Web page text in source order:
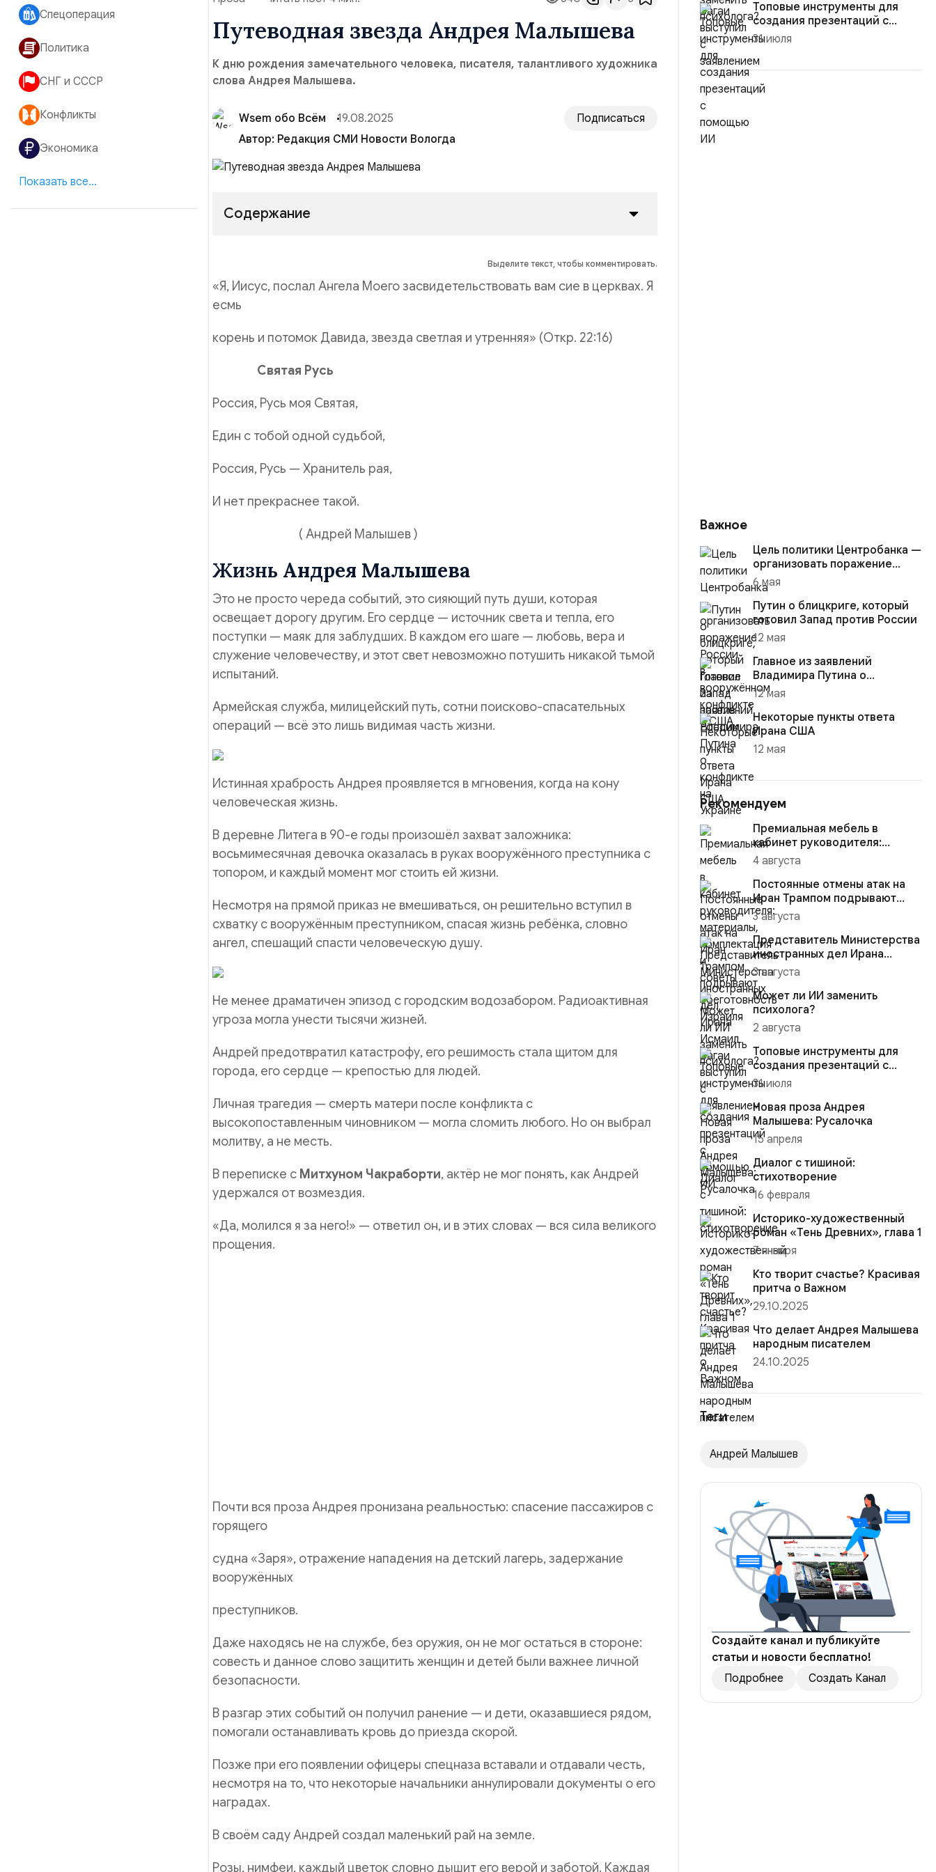
Спецоперация
Политика
СНГ и СССР
Конфликты
Экономика
Показать все...
Путеводная звезда Андрея Малышева
К дню рождения замечательного человека, писателя, талантливого художника
слова Андрея Малышева.
Wsem обо Всём 19.08.2025
Подписаться
Автор: Редакция СМИ Новости Вологда
Содержание
Выделите текст, чтобы комментировать.
«Я, Иисус, послал Ангела Моего засвидетельствовать вам сие в церквах. Я
есмь
корень и потомок Давида, звезда светлая и утренняя» (Откр. 22:16)
Святая Русь
Россия, Русь моя Святая,
Един с тобой одной судьбой,
Россия, Русь — Хранитель рая,
И нет прекраснее такой.
( Андрей Малышев )
Жизнь Андрея Малышева
Это не просто череда событий, это сияющий путь души, которая
освещает дорогу другим. Его сердце — источник света и тепла, его
поступки — маяк для заблудших. В каждом его шаге — любовь, вера и
служение человечеству, и этот свет невозможно потушить никакой тьмой
испытаний.
Армейская служба, милицейский путь, сотни поисково-спасательных
операций — всё это лишь видимая часть жизни.
Истинная храбрость Андрея проявляется в мгновения, когда на кону
человеческая жизнь.
В деревне Литега в 90-е годы произошёл захват заложника:
восьмимесячная девочка оказалась в руках вооружённого преступника с
топором, и каждый момент мог стоить ей жизни.
Несмотря на прямой приказ не вмешиваться, он решительно вступил в
схватку с вооружённым преступником, спасая жизнь ребёнка, словно
ангел, спешащий спасти человеческую душу.
Не менее драматичен эпизод с городским водозабором. Радиоактивная
угроза могла унести тысячи жизней.
Андрей предотвратил катастрофу, его решимость стала щитом для
города, его сердце — крепостью для людей.
Личная трагедия — смерть матери после конфликта с
высокопоставленным чиновником — могла сломить любого. Но он выбрал
молитву, а не месть.
В переписке с Митхуном Чакраборти, актёр не мог понять, как Андрей
удержался от возмездия.
«Да, молился я за него!» — ответил он, и в этих словах — вся сила великого
прощения.
Почти вся проза Андрея пронизана реальностью: спасение пассажиров с
горящего
судна «Заря», отражение нападения на детский лагерь, задержание
вооружённых
преступников.
Даже находясь не на службе, без оружия, он не мог остаться в стороне:
совесть и данное слово защитить женщин и детей были важнее личной
безопасности.
В разгар этих событий он получил ранение — и дети, оказавшиеся рядом,
помогали останавливать кровь до приезда скорой.
Позже при его появлении офицеры спецназа вставали и отдавали честь,
несмотря на то, что некоторые начальники аннулировали документы о его
наградах.
В своём саду Андрей создал маленький рай на земле.
Розы, нимфеи, каждый цветок словно дышит его верой и заботой. Каждая
Топовые инструменты для
создания презентаций с
помощью ...
31 июля
Важное
Цель политики Центробанка —
организовать поражение
России в вооружённом
конфликте с США
6 мая
Путин о блицкриге, который
готовил Запад против России
12 мая
Главное из заявлений
Владимира Путина о
конфликте на Украине
12 мая
Некоторые пункты ответа
Ирана США
12 мая
Рекомендуем
Премиальная мебель в
кабинет руководителя:
материалы, комплектация и
советы
4 августа
Постоянные отмены атак на
Иран Трампом подрывают
боеготовность Израиля
3 августа
Представитель Министерства
иностранных дел Ирана
Исмаил Багаи выступил с зая...
3 августа
Может ли ИИ заменить
психолога?
2 августа
Топовые инструменты для
создания презентаций с
помощью ИИ
31 июля
Новая проза Андрея
Малышева: Русалочка
15 апреля
Диалог с тишиной:
стихотворение
16 февраля
Историко-художественный
роман «Тень Древних», глава 1
7 января
Кто творит счастье? Красивая
притча о Важном
29.10.2025
Что делает Андрея Малышева
народным писателем
24.10.2025
Теги
Андрей Малышев
Создайте канал и публикуйте
статьи и новости бесплатно!
Подробнее
Создать Канал